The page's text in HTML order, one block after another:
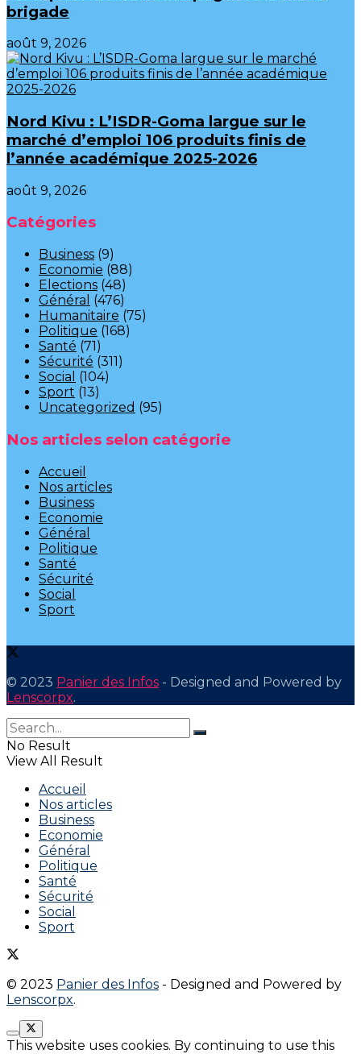
brigade
août 9, 2026
Nord Kivu : L’ISDR-Goma largue sur le
marché d’emploi 106 produits finis de
l’année académique 2025-2026
août 9, 2026
Catégories
Business (9)
Economie (88)
Elections (48)
Général (476)
Humanitaire (75)
Politique (168)
Santé (71)
Sécurité (311)
Social (104)
Sport (13)
Uncategorized (95)
Nos articles selon catégorie
Accueil
Nos articles
Business
Economie
Général
Politique
Santé
Sécurité
Social
Sport
© 2023 Panier des Infos - Designed and Powered by
Lenscorpx.
No Result
View All Result
Accueil
Nos articles
Business
Economie
Général
Politique
Santé
Sécurité
Social
Sport
© 2023 Panier des Infos - Designed and Powered by
Lenscorpx.
This website uses cookies. By continuing to use this